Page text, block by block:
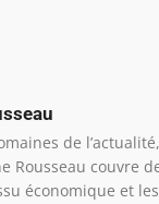
de
Rousseau couvre
économique et